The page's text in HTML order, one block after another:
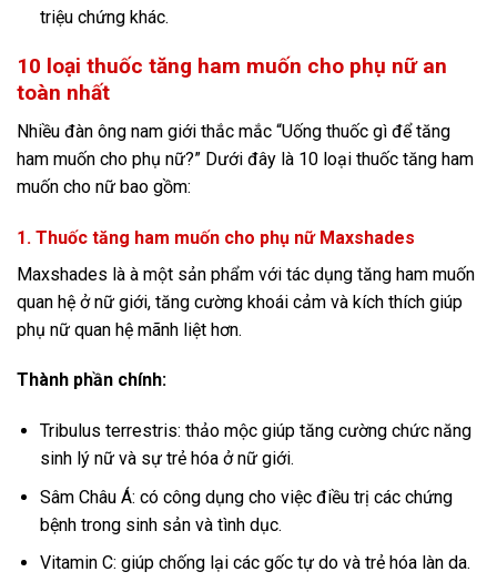
triệu chứng khác.
10 loại thuốc tăng ham muốn cho phụ nữ an
toàn nhất
Nhiều đàn ông nam giới thắc mắc “Uống thuốc gì để tăng
ham muốn cho phụ nữ?” Dưới đây là 10 loại thuốc tăng ham
muốn cho nữ bao gồm:
1. Thuốc tăng ham muốn cho phụ nữ Maxshades
Maxshades là à một sản phẩm với tác dụng tăng ham muốn
quan hệ ở nữ giới, tăng cường khoái cảm và kích thích giúp
phụ nữ quan hệ mãnh liệt hơn.
Thành phần chính:
Tribulus terrestris: thảo mộc giúp tăng cường chức năng
sinh lý nữ và sự trẻ hóa ở nữ giới.
Sâm Châu Á: có công dụng cho việc điều trị các chứng
bệnh trong sinh sản và tình dục.
Vitamin C: giúp chống lại các gốc tự do và trẻ hóa làn da.